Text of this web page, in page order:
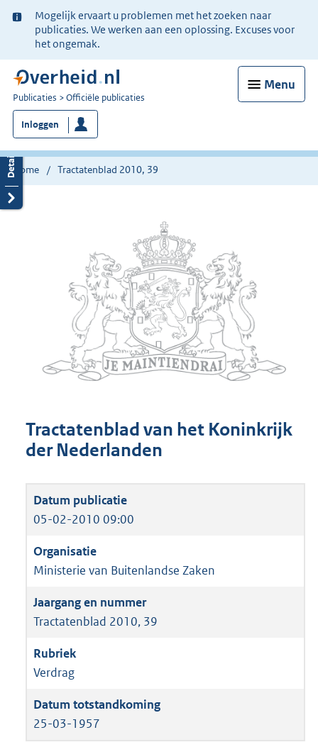
Ter
informatie:
Mogelijk ervaart u problemen met het zoeken naar
publicaties. We werken aan een oplossing. Excuses voor
het ongemak.
Menu
U
bent
nu
hier:
Publicaties Officiële publicaties
Inloggen
Home Tractatenblad 2010, 39
Tractatenblad van het Koninkrijk
der Nederlanden
05-02-2010 09:00
Ministerie van Buitenlandse Zaken
Tractatenblad 2010, 39
Verdrag
25-03-1957